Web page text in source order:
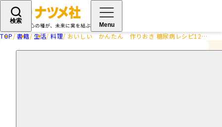
検索
Menu
TOP 書籍 生活 料理 おいしい かんたん 作りおき 糖尿病レシピ12週間